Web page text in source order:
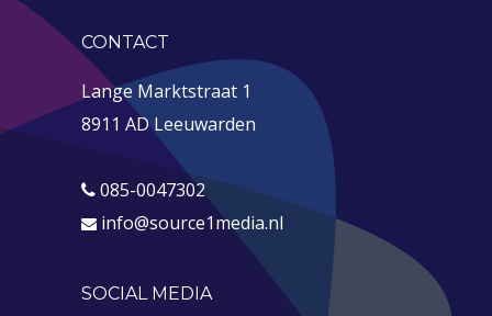
CONTACT
Lange Marktstraat 1
8911 AD Leeuwarden
085-0047302
info@source1media.nl
SOCIAL MEDIA